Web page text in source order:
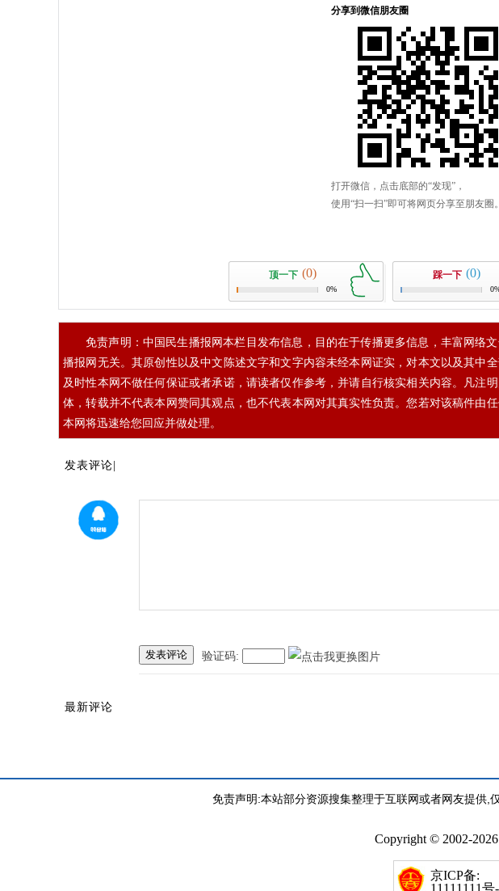
顶一下 (0)
0%
踩一下 (0)
免责声明：中国民生播报网本栏目发布信息，目的在于传播更多信息，丰富网络
播报网无关。其原创性以及中文陈述文字和文字内容未经本网证实，对本文以及其中
及时性本网不做任何保证或者承诺，请读者仅作参考，并请自行核实相关内容。凡注
体，转载并不代表本网赞同其观点，也不代表本网对其真实性负责。您若对该稿件由
本网将迅速给您回应并做处理。
发表评论|
发表评论 验证码:
最新评论
免责声明:本站部分资源搜集整理于互联网或者网友提供,
Copyright © 2002-
京ICP备:
11111111号-